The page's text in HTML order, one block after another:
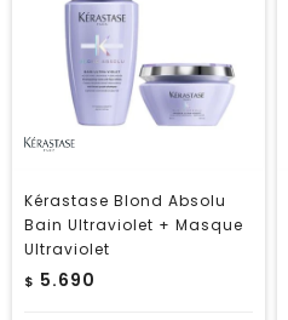
Kérastase Blond Absolu
Bain Ultraviolet + Masque
Ultraviolet
$ 5.690